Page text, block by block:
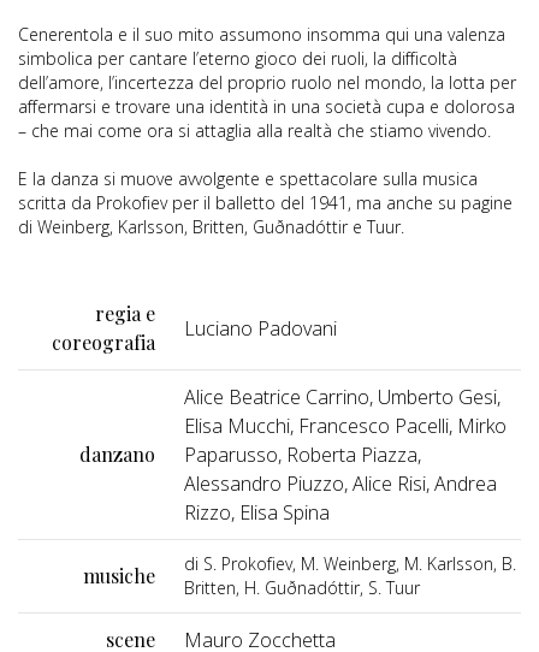
Cenerentola e il suo mito assumono insomma qui una valenza
simbolica per cantare l’eterno gioco dei ruoli, la difficoltà
dell’amore, l’incertezza del proprio ruolo nel mondo, la lotta per
affermarsi e trovare una identità in una società cupa e dolorosa
– che mai come ora si attaglia alla realtà che stiamo vivendo.
E la danza si muove avvolgente e spettacolare sulla musica
scritta da Prokofiev per il balletto del 1941, ma anche su pagine
di Weinberg, Karlsson, Britten, Guðnadóttir e Tuur.
regia e
coreografia
Luciano Padovani
danzano
Alice Beatrice Carrino, Umberto Gesi,
Elisa Mucchi, Francesco Pacelli, Mirko
Paparusso, Roberta Piazza,
Alessandro Piuzzo, Alice Risi, Andrea
Rizzo, Elisa Spina
musiche
di S. Prokofiev, M. Weinberg, M. Karlsson, B.
Britten, H. Guðnadóttir, S. Tuur
scene Mauro Zocchetta